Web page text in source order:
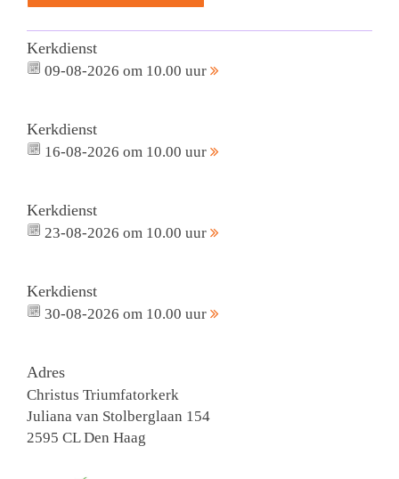
Kerkdienst
09-08-2026 om 10.00 uur
Kerkdienst
16-08-2026 om 10.00 uur
Kerkdienst
23-08-2026 om 10.00 uur
Kerkdienst
30-08-2026 om 10.00 uur
Adres
Christus Triumfatorkerk
Juliana van Stolberglaan 154
2595 CL Den Haag